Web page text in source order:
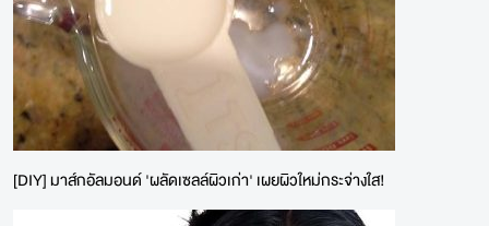
[DIY] มาส์กอัลมอนด์ 'ผลัดเซลล์ผิวเก่า' เผยผิวใหม่กระจ่างใส!